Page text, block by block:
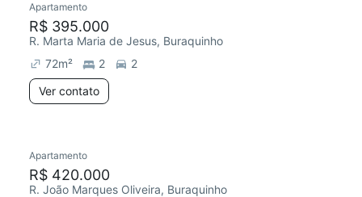
Apartamento
R$ 395.000
R. Marta Maria de Jesus, Buraquinho
72m² 2
2
Ver contato
Apartamento
R$ 420.000
R. João Marques Oliveira, Buraquinho